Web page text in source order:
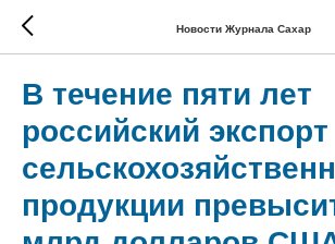
Новости Журнала Сахар
В течение пяти лет
российский экспорт
продукции